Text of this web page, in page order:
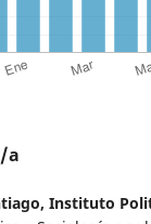
a
Instituto